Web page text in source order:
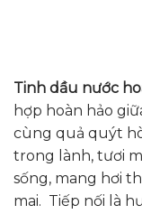
Tinh dầu nước
hợp hoàn hảo
cùng quả quýt
trong lành, tươi
sống, mang hơi
mai. Tiếp nối là